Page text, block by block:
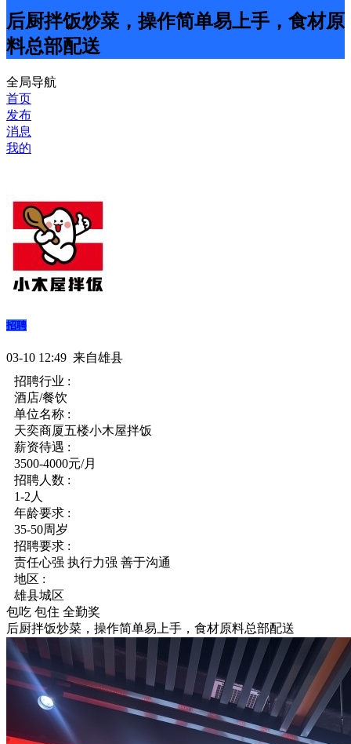
后厨拌饭炒菜，操作简单易上手，食材原
料总部配送
全局导航
首页
发布
消息
我的
招聘
03-10 12:49 来自雄县
招聘行业 :
酒店/餐饮
单位名称 :
天奕商厦五楼小木屋拌饭
薪资待遇 :
3500-4000元/月
招聘人数 :
1-2人
年龄要求 :
35-50周岁
招聘要求 :
责任心强 执行力强 善于沟通
地区 :
雄县城区
包吃 包住 全勤奖
后厨拌饭炒菜，操作简单易上手，食材原料总部配送